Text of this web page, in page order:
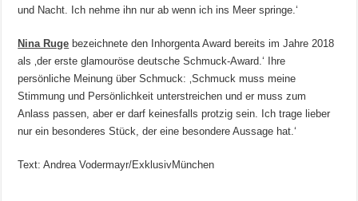
und Nacht. Ich nehme ihn nur ab wenn ich ins Meer springe.‘
Nina Ruge bezeichnete den Inhorgenta Award bereits im Jahre 2018
als ‚der erste glamouröse deutsche Schmuck-Award.‘ Ihre
persönliche Meinung über Schmuck: ‚Schmuck muss meine
Stimmung und Persönlichkeit unterstreichen und er muss zum
Anlass passen, aber er darf keinesfalls protzig sein. Ich trage lieber
nur ein besonderes Stück, der eine besondere Aussage hat.‘
Text: Andrea Vodermayr/ExklusivMünchen